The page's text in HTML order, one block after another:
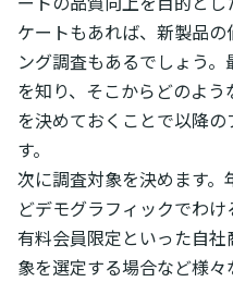
ケートもあれば、新製品
ング調査もあるでしょう
を知り、そこからどのよ
を決めておくことで以降
す。
次に調査対象を決めます
どデモグラフィックでわけ
有料会員限定といった自
象を選定する場合など様